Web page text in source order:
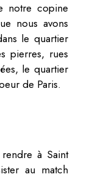
notre copine
nous avons
le quartier
pierres, rues
le quartier
de Paris.
à Saint
au match